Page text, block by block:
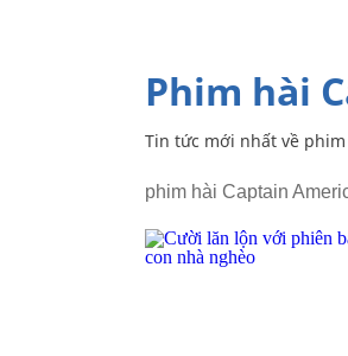
phim hài
Tin tức mới nhất về
phim hài Captain